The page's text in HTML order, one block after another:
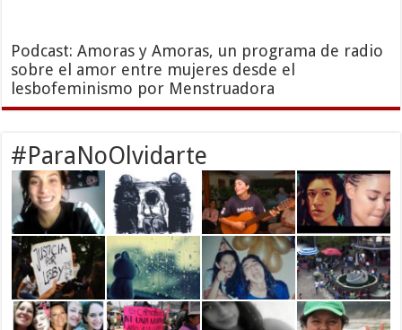
Podcast: Amoras y Amoras, un programa de radio
sobre el amor entre mujeres desde el
lesbofeminismo por Menstruadora
#ParaNoOlvidarte